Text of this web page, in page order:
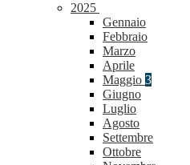
2025
Gennaio
Febbraio
Marzo
Aprile
Maggio 3
Giugno
Luglio
Agosto
Settembre
Ottobre